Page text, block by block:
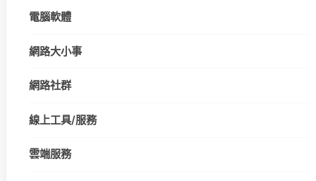
電腦軟體
網路大小事
網路社群
線上工具/服務
雲端服務